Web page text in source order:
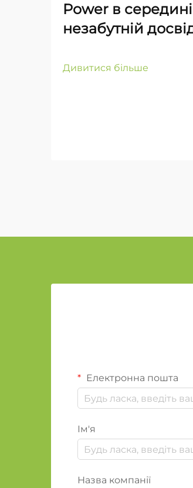
Power в
незабутній
Дивитися більше
Електронна пошта
Ім'я
Назва компанії